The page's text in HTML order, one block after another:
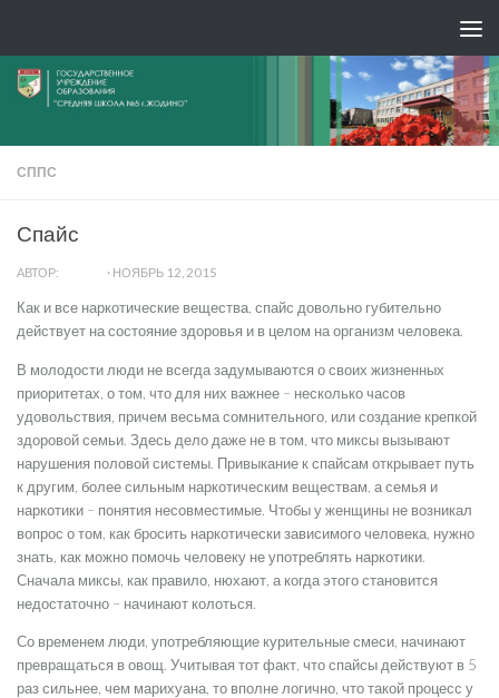
СППС
Спайс
АВТОР: · НОЯБРЬ 12, 2015
Как и все наркотические вещества, спайс довольно губительно
действует на состояние здоровья и в целом на организм человека.
В молодости люди не всегда задумываются о своих жизненных
приоритетах, о том, что для них важнее – несколько часов
удовольствия, причем весьма сомнительного, или создание крепкой
здоровой семьи. Здесь дело даже не в том, что миксы вызывают
нарушения половой системы. Привыкание к спайсам открывает путь
к другим, более сильным наркотическим веществам, а семья и
наркотики – понятия несовместимые. Чтобы у женщины не возникал
вопрос о том, как бросить наркотически зависимого человека, нужно
знать, как можно помочь человеку не употреблять наркотики.
Сначала миксы, как правило, нюхают, а когда этого становится
недостаточно – начинают колоться.
Со временем люди, употребляющие курительные смеси, начинают
превращаться в овощ. Учитывая тот факт, что спайсы действуют в 5
раз сильнее, чем марихуана, то вполне логично, что такой процесс у